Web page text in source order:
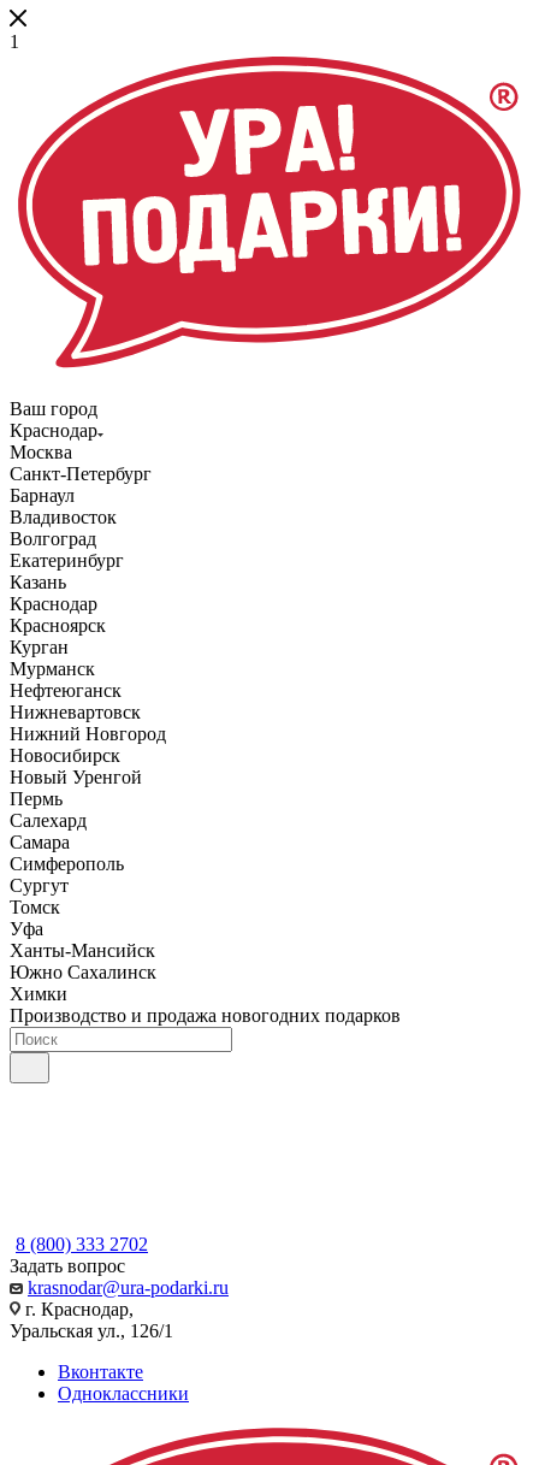
1
Ваш город
Краснодар
Москва
Санкт-Петербург
Барнаул
Владивосток
Волгоград
Екатеринбург
Казань
Краснодар
Красноярск
Курган
Мурманск
Нефтеюганск
Нижневартовск
Нижний Новгород
Новосибирск
Новый Уренгой
Пермь
Салехард
Самара
Симферополь
Сургут
Томск
Уфа
Ханты-Мансийск
Южно Сахалинск
Химки
Производство и продажа новогодних подарков
8 (800) 333 2702
Задать вопрос
krasnodar@ura-podarki.ru
г. Краснодар,
Уральская ул., 126/1
Вконтакте
Одноклассники